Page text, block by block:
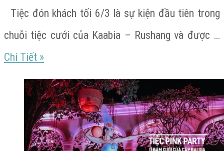
Tiệc đón khách tối 6/3 là sự kiện đầu tiên trong
chuỗi tiệc cưới của Kaabia – Rushang và được …
Chi Tiết Tiệc
cưới
bí
mật
của
»